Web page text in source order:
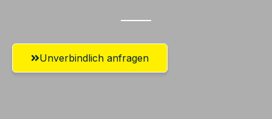
Unverbindlich anfragen